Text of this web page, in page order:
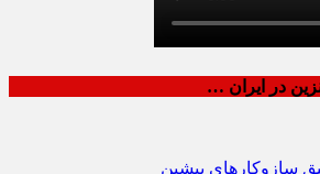
در ایران …